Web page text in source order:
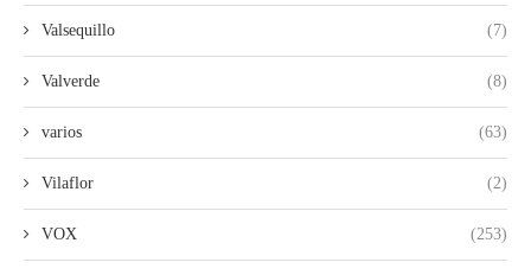
Valsequillo (7)
Valverde (8)
varios (63)
Vilaflor (2)
VOX (253)